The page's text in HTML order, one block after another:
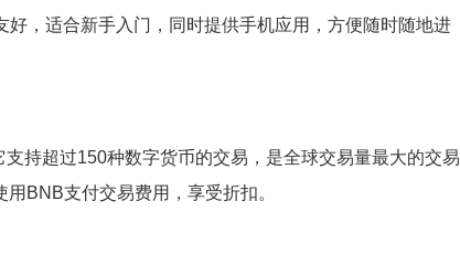
，适合新手入门，同时提供手机应用，方便随时随地进
持超过150种数字货币的交易，是全球交易量最大的交易
BNB支付交易费用，享受折扣。